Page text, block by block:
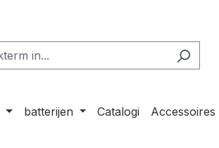
batterijen Catalogi Accessoires